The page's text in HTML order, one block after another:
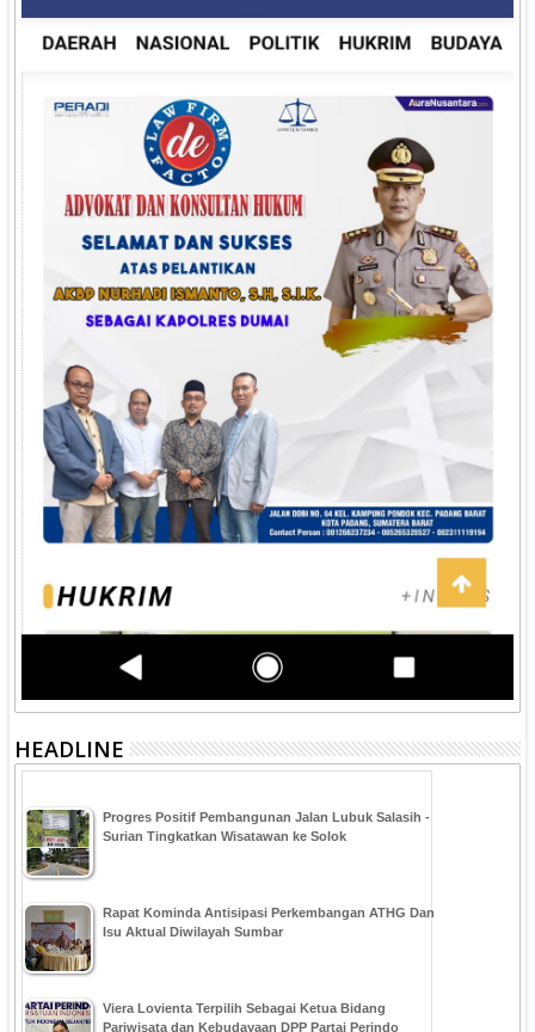
HEADLINE
Progres Positif Pembangunan Jalan Lubuk Salasih -
Surian Tingkatkan Wisatawan ke Solok
Rapat Kominda Antisipasi Perkembangan ATHG Dan
Isu Aktual Diwilayah Sumbar
Viera Lovienta Terpilih Sebagai Ketua Bidang
Pariwisata dan Kebudayaan DPP Partai Perindo